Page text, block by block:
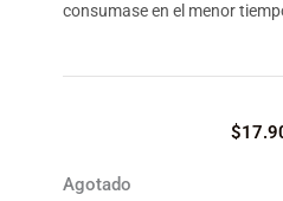
consumase en el menor
$
Agotado